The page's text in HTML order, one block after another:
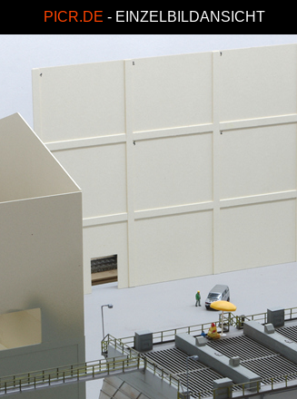
PICR.DE - EINZELBILDANSICHT